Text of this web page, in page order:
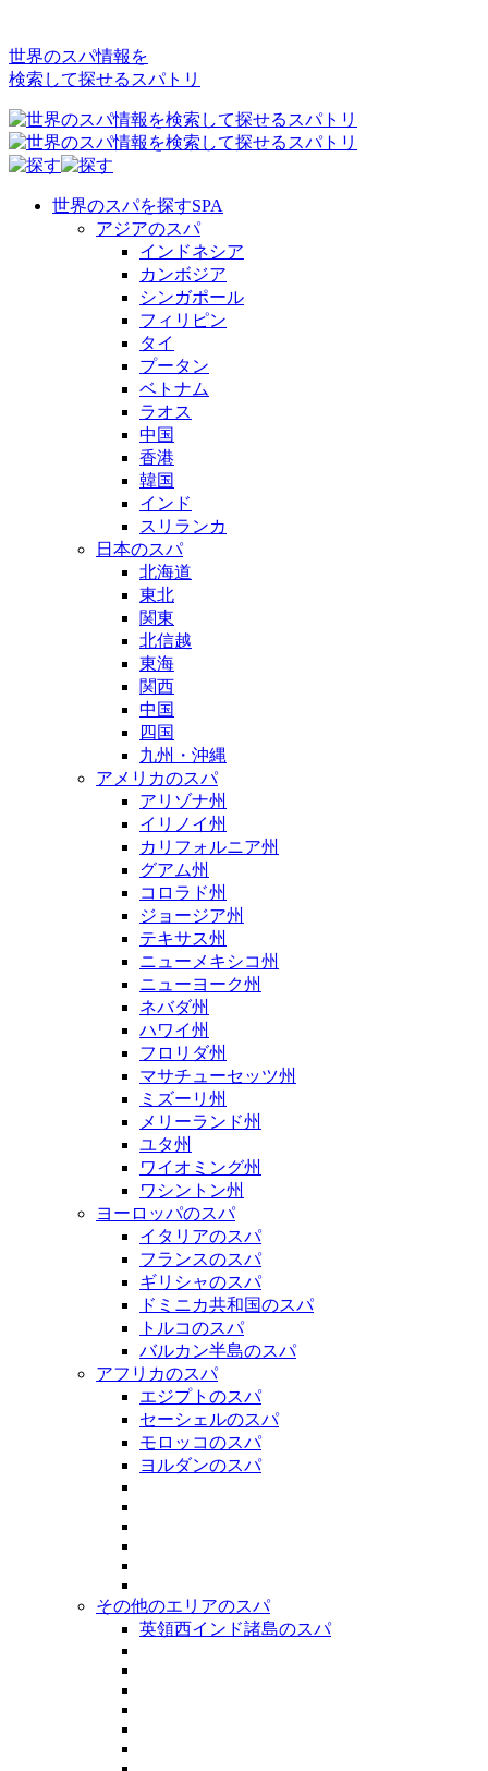
世界のスパ情報を
検索して探せるスパトリ
世界のスパを探すSPA
アジアのスパ
インドネシア
カンボジア
シンガポール
フィリピン
タイ
プータン
ベトナム
ラオス
中国
香港
韓国
インド
スリランカ
日本のスパ
北海道
東北
関東
北信越
東海
関西
中国
四国
九州・沖縄
アメリカのスパ
アリゾナ州
イリノイ州
カリフォルニア州
グアム州
コロラド州
ジョージア州
テキサス州
ニューメキシコ州
ニューヨーク州
ネバダ州
ハワイ州
フロリダ州
マサチューセッツ州
ミズーリ州
メリーランド州
ユタ州
ワイオミング州
ワシントン州
ヨーロッパのスパ
イタリアのスパ
フランスのスパ
ギリシャのスパ
ドミニカ共和国のスパ
トルコのスパ
バルカン半島のスパ
アフリカのスパ
エジプトのスパ
セーシェルのスパ
モロッコのスパ
ヨルダンのスパ
その他のエリアのスパ
英領西インド諸島のスパ